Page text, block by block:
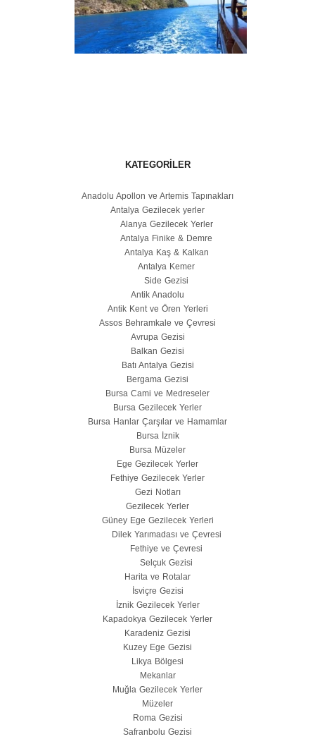
KATEGORILER
Anadolu Apollon ve Artemis Tapınakları
Antalya Gezilecek yerler
Alanya Gezilecek Yerler
Antalya Finike & Demre
Antalya Kaş & Kalkan
Antalya Kemer
Side Gezisi
Antik Anadolu
Antik Kent ve Ören Yerleri
Assos Behramkale ve Çevresi
Avrupa Gezisi
Balkan Gezisi
Batı Antalya Gezisi
Bergama Gezisi
Bursa Cami ve Medreseler
Bursa Gezilecek Yerler
Bursa Hanlar Çarşılar ve Hamamlar
Bursa İznik
Bursa Müzeler
Ege Gezilecek Yerler
Fethiye Gezilecek Yerler
Gezi Notları
Gezilecek Yerler
Güney Ege Gezilecek Yerleri
Dilek Yarımadası ve Çevresi
Fethiye ve Çevresi
Selçuk Gezisi
Harita ve Rotalar
İsviçre Gezisi
İznik Gezilecek Yerler
Kapadokya Gezilecek Yerler
Karadeniz Gezisi
Kuzey Ege Gezisi
Likya Bölgesi
Mekanlar
Muğla Gezilecek Yerler
Müzeler
Roma Gezisi
Safranbolu Gezisi